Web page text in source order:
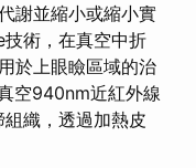
謝並縮小或縮小實
術，在真空中折
於上眼瞼區域的治
空940nm近紅外線
織，透過加熱皮